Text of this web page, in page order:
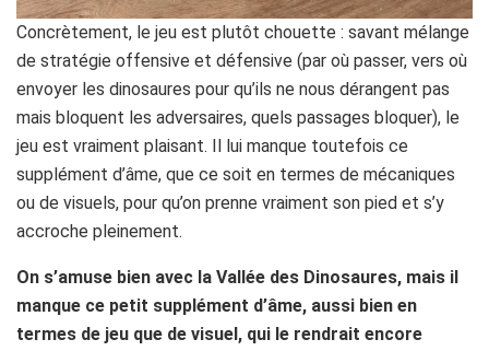
Concrètement, le jeu est plutôt chouette : savant mélange
de stratégie offensive et défensive (par où passer, vers où
envoyer les dinosaures pour qu’ils ne nous dérangent pas
mais bloquent les adversaires, quels passages bloquer), le
jeu est vraiment plaisant. Il lui manque toutefois ce
supplément d’âme, que ce soit en termes de mécaniques
ou de visuels, pour qu’on prenne vraiment son pied et s’y
accroche pleinement.
On s’amuse bien avec la Vallée des Dinosaures, mais il
manque ce petit supplément d’âme, aussi bien en
termes de jeu que de visuel, qui le rendrait encore